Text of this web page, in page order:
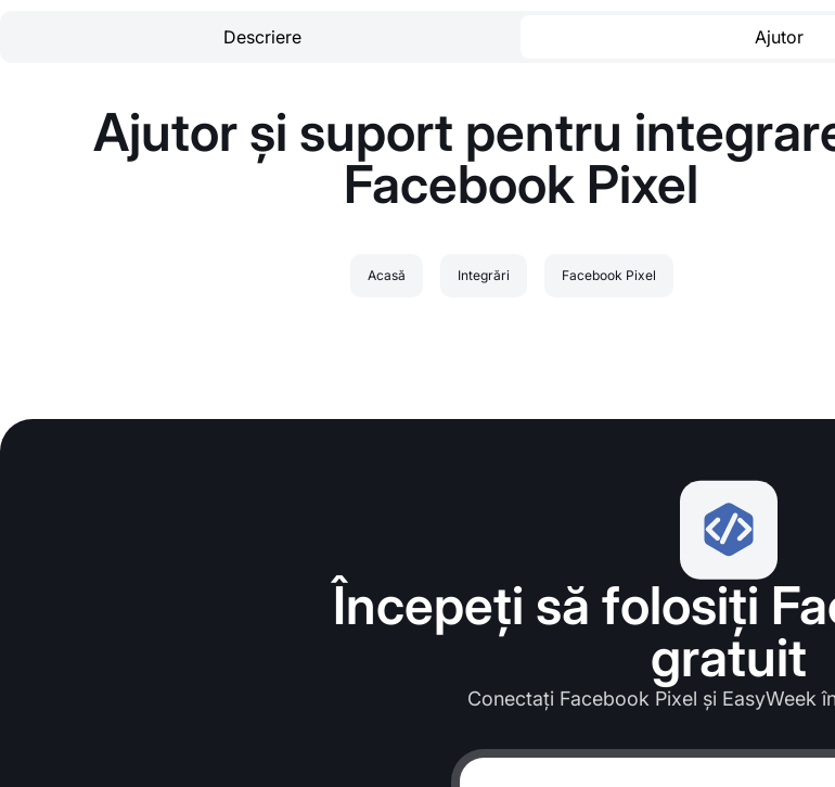
Descriere Ajutor
Ajutor și suport pentru
Facebook Pixel
Acasă Integrări Facebook Pixel
Începeți să folosiți
gratuit
Conectați Facebook Pixel și EasyWeek